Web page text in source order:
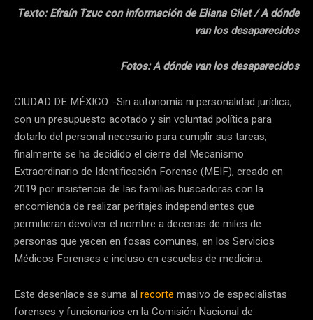
Texto: Efraín Tzuc con información de Eliana Gilet / A dónde
van los desaparecidos
Fotos: A dónde van los desaparecidos
CIUDAD DE MÉXICO. -Sin autonomía ni personalidad jurídica,
con un presupuesto acotado y sin voluntad política para
dotarlo del personal necesario para cumplir sus tareas,
finalmente se ha decidido el cierre del Mecanismo
Extraordinario de Identificación Forense (MEIF), creado en
2019 por insistencia de las familias buscadoras con la
encomienda de realizar peritajes independientes que
permitieran devolver el nombre a decenas de miles de
personas que yacen en fosas comunes, en los Servicios
Médicos Forenses e incluso en escuelas de medicina.
Este desenlace se suma al recorte masivo de especialistas
forenses y funcionarios en la Comisión Nacional de